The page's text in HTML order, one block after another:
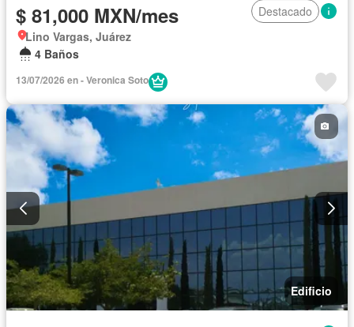
$ 81,000 MXN/mes
Destacado
Lino Vargas, Juárez
4 Baños
13/07/2026 en - Veronica Soto
Edificio